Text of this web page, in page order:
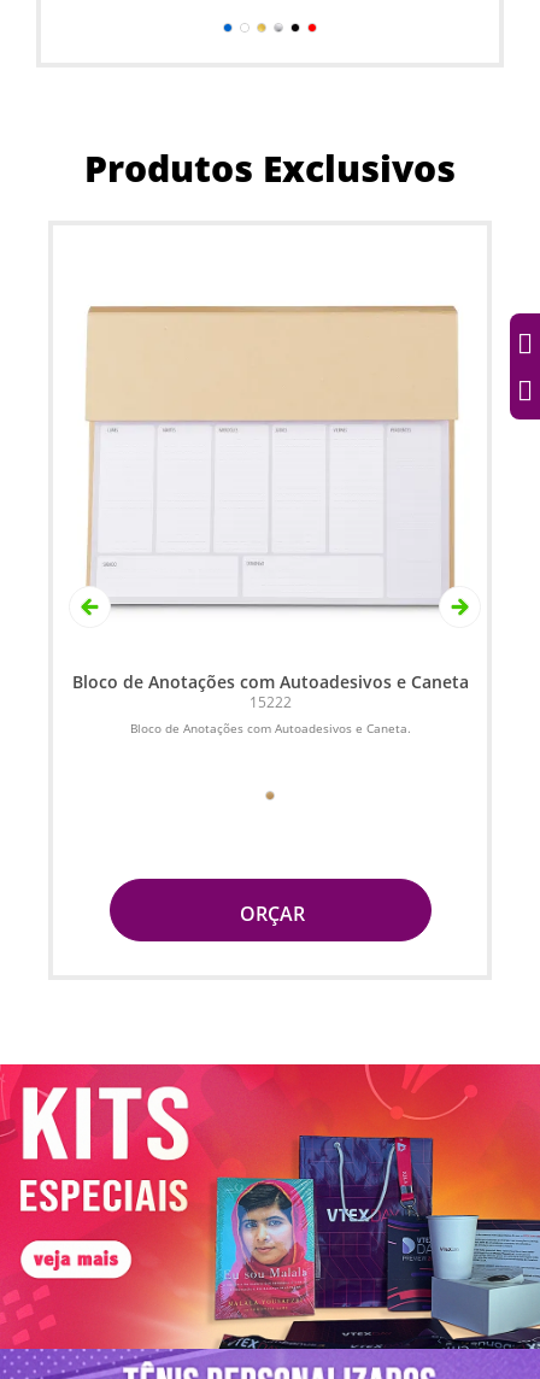
Produtos Exclusivos
Bloco de Anotações com Autoadesivos e Caneta
15222
Bloco de Anotações com Autoadesivos e Caneta.
ORÇAR